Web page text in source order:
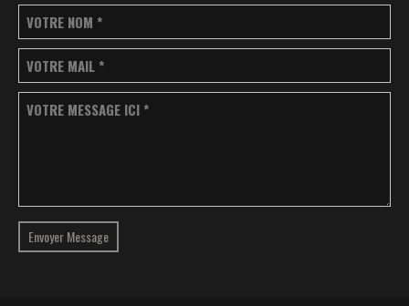
VOTRE NOM *
VOTRE MAIL *
VOTRE MESSAGE ICI *
Envoyer Message